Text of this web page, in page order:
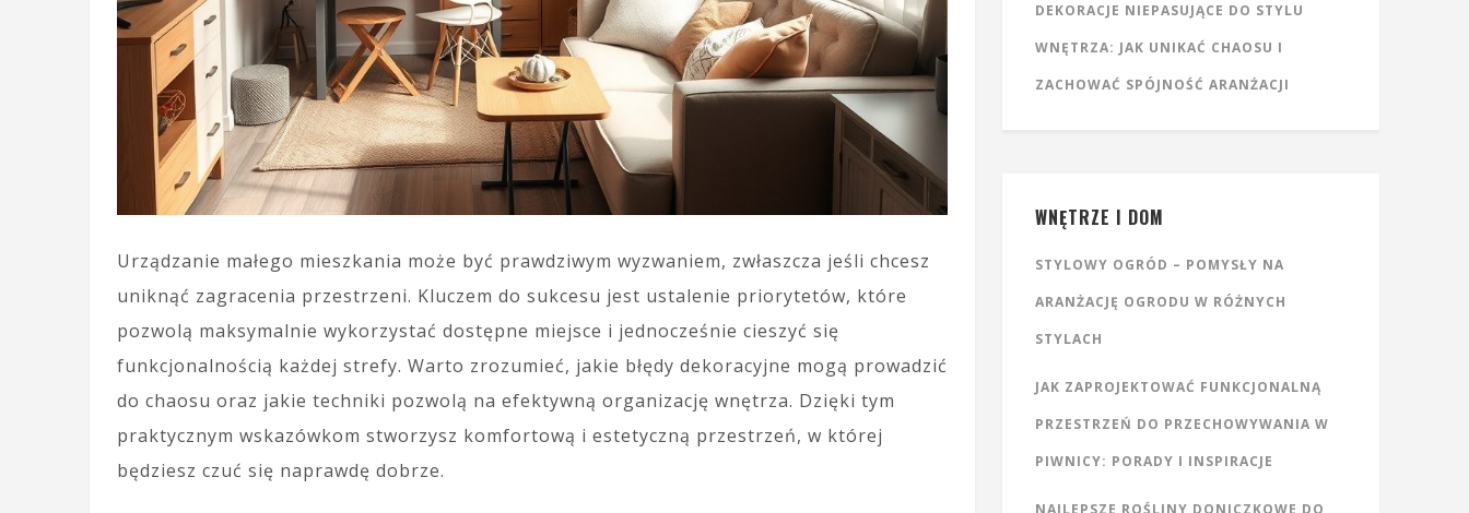
Urządzanie małego mieszkania może być prawdziwym wyzwaniem, zwłaszcza jeśli chcesz
uniknąć zagracenia przestrzeni. Kluczem do sukcesu jest ustalenie priorytetów, które
pozwolą maksymalnie wykorzystać dostępne miejsce i jednocześnie cieszyć się
funkcjonalnością każdej strefy. Warto zrozumieć, jakie błędy dekoracyjne mogą prowadzić
do chaosu oraz jakie techniki pozwolą na efektywną organizację wnętrza. Dzięki tym
praktycznym wskazówkom stworzysz komfortową i estetyczną przestrzeń, w której
będziesz czuć się naprawdę dobrze.
DEKORACJE NIEPASUJĄCE DO STYLU
WNĘTRZA: JAK UNIKAĆ CHAOSU I
ZACHOWAĆ SPÓJNOŚĆ ARANŻACJI
WNĘTRZE I DOM
STYLOWY OGRÓD – POMYSŁY NA
ARANŻACJĘ OGRODU W RÓŻNYCH
STYLACH
JAK ZAPROJEKTOWAĆ FUNKCJONALNĄ
PRZESTRZEŃ DO PRZECHOWYWANIA W
PIWNICY: PORADY I INSPIRACJE
NAJLEPSZE ROŚLINY DONICZKOWE DO